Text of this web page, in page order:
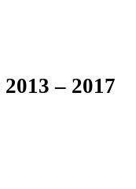
2013 – 2017